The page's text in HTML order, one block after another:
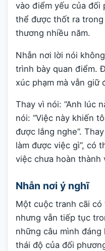
vào điểm yếu của đối
thể được thốt ra
thương nhiều năm.
Nhẫn nơi lời nói
trình bày quan điểm.
xúc phạm mà vẫn giữ
Thay vì nói: “Anh lúc
nói: “Việc này khiến
được lắng nghe”.
làm được việc gì”, có
việc chưa hoàn thành
Nhẫn nơi ý nghĩ
Một cuộc tranh cãi
nhưng vẫn tiếp tục
những câu mình
thái độ của đối